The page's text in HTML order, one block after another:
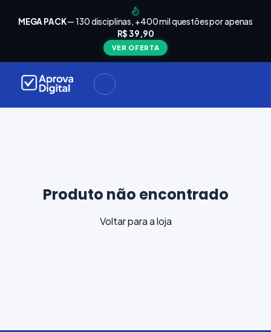
MEGA PACK— 130 disciplinas, +400 mil questões por apenas
R$ 39,90
VER OFERTA
Produto não encontrado
Voltar para a loja
Seu
loja e